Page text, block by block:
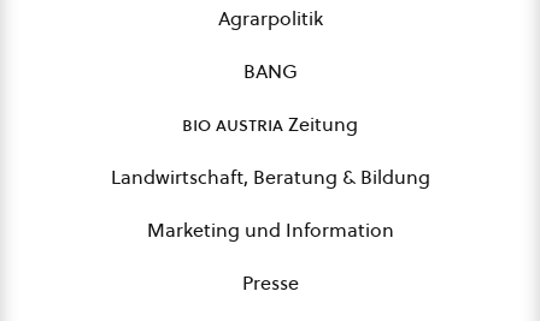
Agrarpolitik
BANG
bio austriaZeitung
Landwirtschaft, Beratung & Bildung
Marketing und Information
Presse